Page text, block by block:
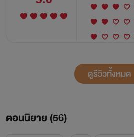
ดูรีวิวทั้งหมด
ตอนนิยาย (56)